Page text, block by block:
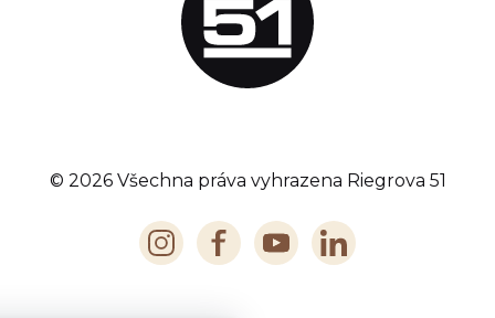
© 2026 Všechna práva vyhrazena Riegrova 51